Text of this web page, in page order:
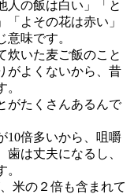
人の飯は白い」「と
よその花は赤い」
味です。
炊いた麦ご飯のこと
がよくないから、昔
がたくさんあるんで
10倍多いから、咀嚼
は丈夫になるし、
米の２倍も含まれて